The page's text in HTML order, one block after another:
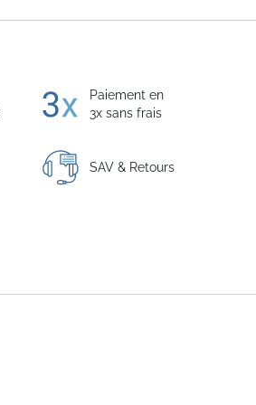
Paiement en
3x sans frais
SAV & Retours